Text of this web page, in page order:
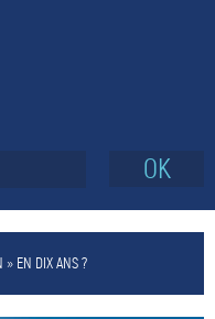
OK
» EN DIX ANS ?